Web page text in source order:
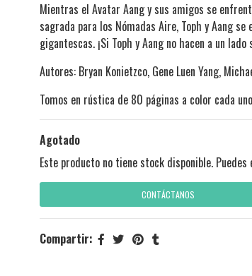
Mientras el Avatar Aang y sus amigos se
sagrada para los Nómadas Aire, Toph y Aang
gigantescas. ¡Si Toph y Aang no hacen a un
Autores: Bryan Konietzco, Gene Luen Yang,
Tomos en rústica de 80 páginas a color cada
Agotado
Este producto no tiene stock disponible.
CONTÁCTANOS
Compartir: